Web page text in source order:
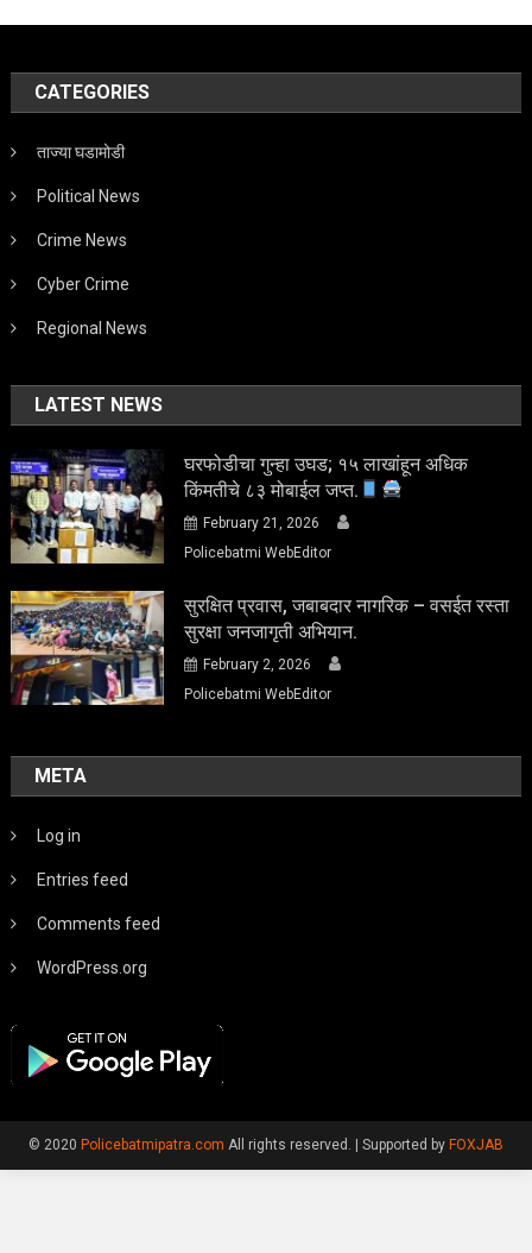
CATEGORIES
ताज्या घडामोडी
Political News
Crime News
Cyber Crime
Regional News
LATEST NEWS
घरफोडीचा गुन्हा उघड; १५ लाखांहून अधिक
किंमतीचे ८३ मोबाईल जप्त.
February 21, 2026
Policebatmi WebEditor
सुरक्षित प्रवास, जबाबदार नागरिक – वसईत रस्ता
सुरक्षा जनजागृती अभियान.
February 2, 2026
Policebatmi WebEditor
META
Log in
Entries feed
Comments feed
WordPress.org
© 2020 Policebatmipatra.com All rights reserved. | Supported by FOXJAB